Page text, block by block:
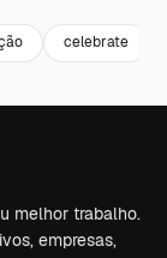
celebrate
melhor trabalho.
empresas,